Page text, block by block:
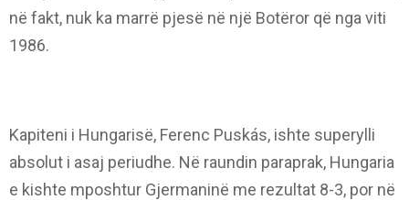
në fakt, nuk ka marrë pjesë në një Botëror që nga viti
1986.
Kapiteni i Hungarisë, Ferenc Puskás, ishte superylli
absolut i asaj periudhe. Në raundin paraprak, Hungaria
e kishte mposhtur Gjermaninë me rezultat 8-3, por në